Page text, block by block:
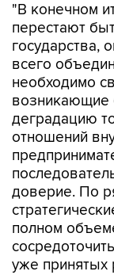
"В конечном
перестают
государства,
всего
необходимо
возникающие
деградацию
отношений
доверие. По
полном
уже принятых